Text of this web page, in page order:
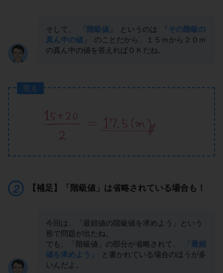
そして、 「階級値」 というのは
「その階級の
真ん中の値」
のことだから、１５ｍから２０ｍ
の真ん中の値を答えればＯＫだね。
答え
【補足】「階級値」は省略されている場合も！
今回は、「最頻値の階級値を求めよう」という
形で問題が出たね。
でも、「階級値」の部分が省略されて、
「最頻
値を求めよう」
と書かれている場合のほうが多
いんだよ。